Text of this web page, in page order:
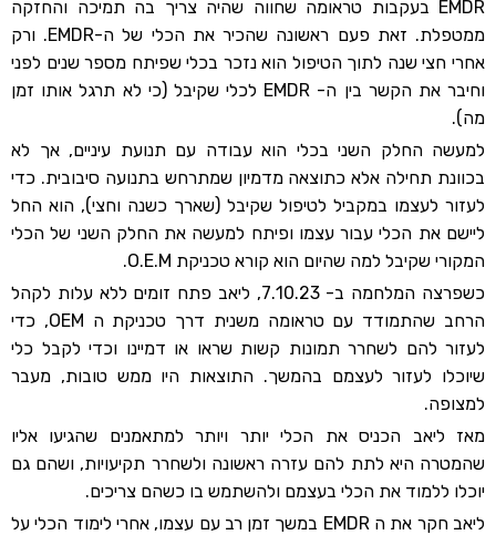
EMDR בעקבות טראומה שחווה שהיה צריך בה תמיכה והחזקה
ממטפלת. זאת פעם ראשונה שהכיר את הכלי של ה-EMDR. ורק
אחרי חצי שנה לתוך הטיפול הוא נזכר בכלי שפיתח מספר שנים לפני
וחיבר את הקשר בין ה- EMDR לכלי שקיבל (כי לא תרגל אותו זמן
מה).
למעשה החלק השני בכלי הוא עבודה עם תנועת עיניים, אך לא
בכוונת תחילה אלא כתוצאה מדמיון שמתרחש בתנועה סיבובית. כדי
לעזור לעצמו במקביל לטיפול שקיבל (שארך כשנה וחצי), הוא החל
ליישם את הכלי עבור עצמו ופיתח למעשה את החלק השני של הכלי
המקורי שקיבל למה שהיום הוא קורא טכניקת O.E.M.
כשפרצה המלחמה ב- 7.10.23, ליאב פתח זומים ללא עלות לקהל
הרחב שהתמודד עם טראומה משנית דרך טכניקת ה OEM, כדי
לעזור להם לשחרר תמונות קשות שראו או דמיינו וכדי לקבל כלי
שיוכלו לעזור לעצמם בהמשך. התוצאות היו ממש טובות, מעבר
למצופה.
מאז ליאב הכניס את הכלי יותר ויותר למתאמנים שהגיעו אליו
שהמטרה היא לתת להם עזרה ראשונה ולשחרר תקיעויות, ושהם גם
יוכלו ללמוד את הכלי בעצמם ולהשתמש בו כשהם צריכים.
ליאב חקר את ה EMDR במשך זמן רב עם עצמו, אחרי לימוד הכלי על